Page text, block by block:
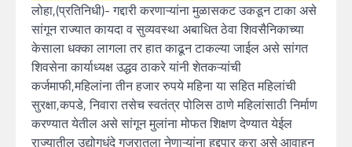
लोहा,(प्रतिनिधी)- गद्दारी करणाऱ्यांना मुळासकट उकडून टाका असे
सांगून राज्यात कायदा व सुव्यवस्था अबाधित ठेवा शिवसैनिकाच्या
केसाला धक्का लागला तर हात काढून टाकल्या जाईल असे सांगत
शिवसेना कार्याध्यक्ष उद्धव ठाकरे यांनी शेतकऱ्यांची
कर्जमाफी,महिलांना तीन हजार रुपये महिना या सहित महिलांची
सुरक्षा,कपडे, निवारा तसेच स्वतंत्र पोलिस ठाणे महिलांसाठी निर्माण
करण्यात येतील असे सांगून मुलांना मोफत शिक्षण देण्यात येईल
राज्यातील उद्योगधंदे गुजरातला नेणाऱ्यांना हद्दपार करा असे आवाहन